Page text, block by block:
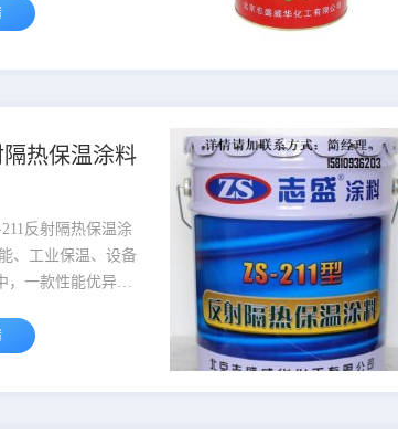
： 涂层
涂料中加入的空心
紧密彼此之间也存
...
热保温涂料
反射隔热保温涂
，一款性能优异的
ZS211 反射隔热
环保等优势，成为